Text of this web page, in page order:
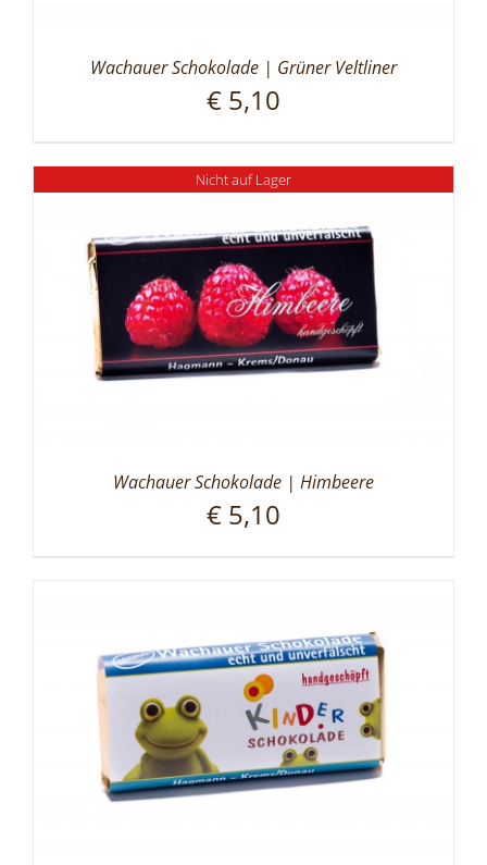
Wachauer Schokolade | Grüner Veltliner
€ 5,10
Nicht auf Lager
Wachauer Schokolade | Himbeere
€ 5,10